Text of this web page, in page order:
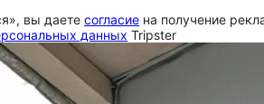
вы даете согласие на получение
данных Tripster